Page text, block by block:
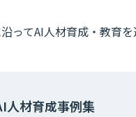
ってAI人材育成・教育
人材育成事例集